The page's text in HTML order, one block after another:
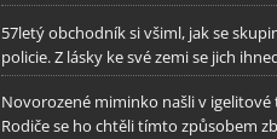
57letý obchodník si všiml, jak se
policie. Z lásky ke své zemi se jich
Novorozené miminko našli v igelitové
Rodiče se ho chtěli tímto způsobem